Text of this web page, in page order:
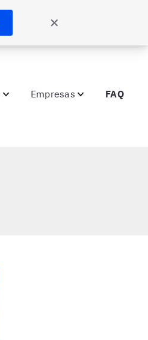
✕
Empresas FAQ